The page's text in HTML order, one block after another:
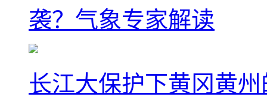
袭？气象专家解读
长江大保护下黄冈黄